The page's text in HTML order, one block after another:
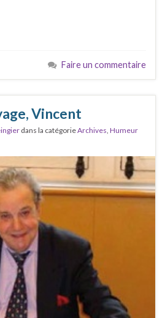
Faire un commentaire
Vincent
dans la catégorieArchives Humeur